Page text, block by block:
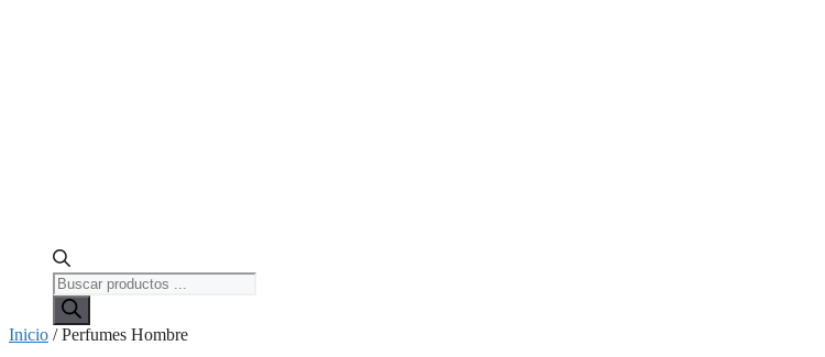
Búsqueda
de
productos
Inicio / Perfumes Hombre